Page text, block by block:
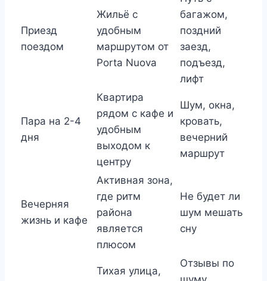
Приезд
поездом
Жильё с
удобным
маршрутом от
Porta Nuova
багажом,
поздний
заезд,
подъезд,
лифт
Пара на 2-4
дня
Квартира
рядом с кафе и
удобным
выходом к
центру
Шум, окна,
кровать,
вечерний
маршрут
Вечерняя
жизнь и кафе
Активная зона,
где ритм
района
является
плюсом
Не будет ли
шум мешать
сну
Тихая улица,
Отзывы по